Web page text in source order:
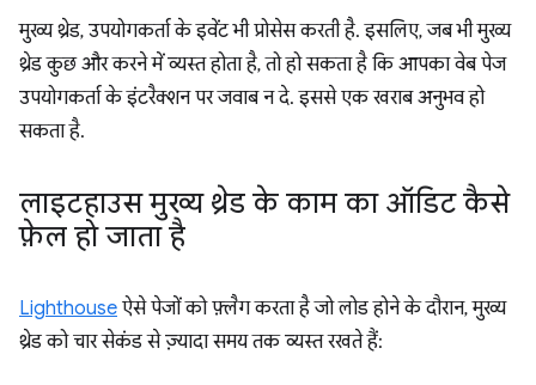
मुख्य थ्रेड, उपयोगकर्ता के इवेंट भी प्रोसेस करती है. इसलिए, जब भी मुख्य
थ्रेड कुछ और करने में व्यस्त होता है, तो हो सकता है कि आपका वेब पेज
उपयोगकर्ता के इंटरैक्शन पर जवाब न दे. इससे एक खराब अनुभव हो
सकता है.
लाइटहाउस मुख्य थ्रेड के काम का ऑडिट कैसे
फ़ेल हो जाता है
Lighthouse ऐसे पेजों को फ़्लैग करता है जो लोड होने के दौरान, मुख्य
थ्रेड को चार सेकंड से ज़्यादा समय तक व्यस्त रखते हैं: